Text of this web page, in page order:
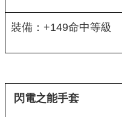
裝備：+149命中等級
閃電之能手套